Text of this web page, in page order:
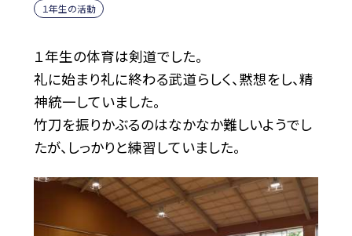
１年生の活動
１年生の体育は剣道でした。
礼に始まり礼に終わる武道らしく、黙想をし、精
神統一していました。
竹刀を振りかぶるのはなかなか難しいようでし
たが、しっかりと練習していました。